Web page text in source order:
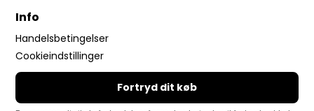
Info
Handelsbetingelser
Cookieindstillinger
Fortryd dit køb